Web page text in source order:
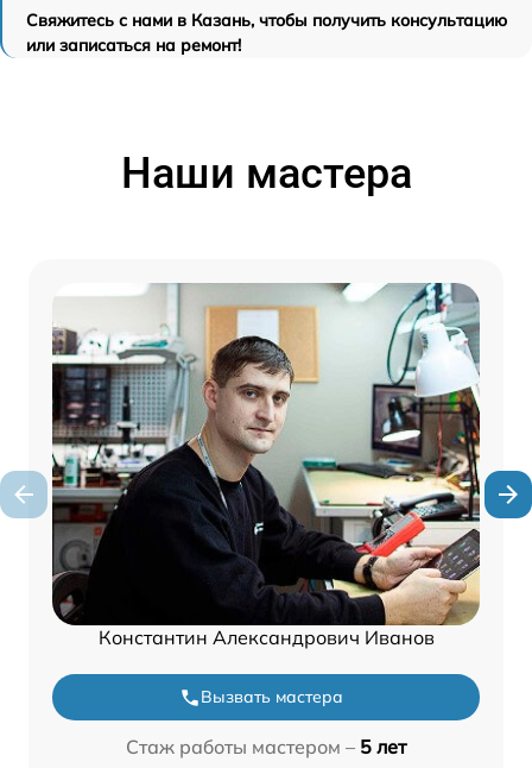
Свяжитесь с нами в Казань, чтобы получить консультацию
или записаться на ремонт!
Наши мастера
Константин Александрович Иванов
Вызвать мастера
Стаж работы мастером – 5 лет